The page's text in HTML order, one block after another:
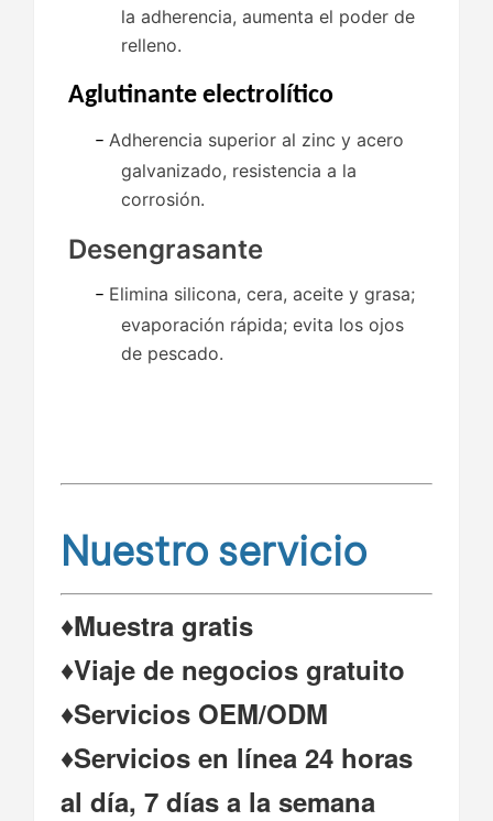
la adherencia, aumenta el poder de
relleno.
Aglutinante electrolítico
– Adherencia superior al zinc y acero
galvanizado, resistencia a la
corrosión.
Desengrasante
– Elimina silicona, cera, aceite y grasa;
evaporación rápida; evita los ojos
de pescado.
Nuestro servicio
♦Muestra gratis
♦Viaje de negocios gratuito
♦Servicios OEM/ODM
♦Servicios en línea 24 horas
al día, 7 días a la semana